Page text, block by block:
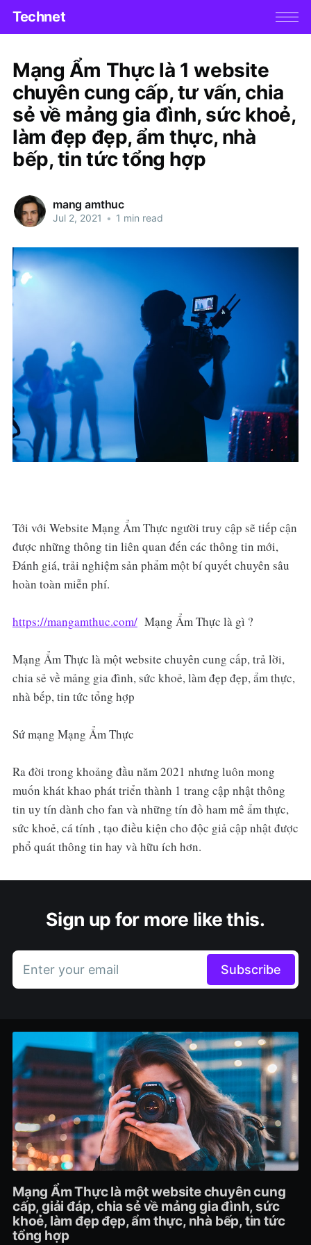
Technet
Mạng Ẩm Thực là 1 website
chuyên cung cấp, tư vấn, chia
sẻ về mảng gia đình, sức khoẻ,
làm đẹp đẹp, ẩm thực, nhà
bếp, tin tức tổng hợp
mang amthuc
Jul 2, 2021 • 1 min read
Tới với Website Mạng Ẩm Thực người truy cập sẽ tiếp cận
được những thông tin liên quan đến các thông tin mới,
Đánh giá, trải nghiệm sản phẩm một bí quyết chuyên sâu
hoàn toàn miễn phí.
https://mangamthuc.com/Mạng Ẩm Thực là gì ?
Mạng Ẩm Thực là một website chuyên cung cấp, trả lời,
chia sẻ về mảng gia đình, sức khoẻ, làm đẹp đẹp, ẩm thực,
nhà bếp, tin tức tổng hợp
Sứ mạng Mạng Ẩm Thực
Ra đời trong khoảng đầu năm 2021 nhưng luôn mong
muốn khát khao phát triển thành 1 trang cập nhật thông
tin uy tín dành cho fan và những tín đồ ham mê ẩm thực,
sức khoẻ, cá tính , tạo điều kiện cho độc giả cập nhật được
phổ quát thông tin hay và hữu ích hơn.
Sign up for more like this.
Enter your email Subscribe
Mạng Ẩm Thực là một website chuyên cung
cấp, giải đáp, chia sẻ về mảng gia đình, sức
khoẻ, làm đẹp đẹp, ẩm thực, nhà bếp, tin tức
tổng hợp